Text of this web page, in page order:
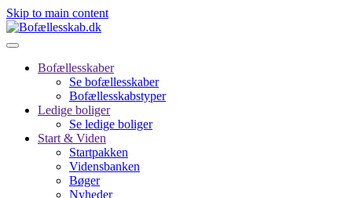
Skip to main content
Bofællesskaber
Se bofællesskaber
Bofællesskabstyper
Ledige boliger
Se ledige boliger
Start & Viden
Startpakken
Vidensbanken
Bøger
Nyheder